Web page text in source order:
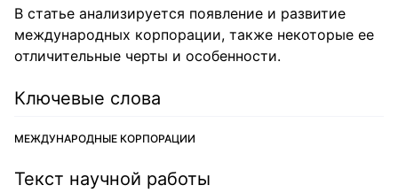
В статье анализируется появление и развитие
международных корпорации, также некоторые ее
отличительные черты и особенности.
Ключевые слова
МЕЖДУНАРОДНЫЕ КОРПОРАЦИИ
Текст научной работы